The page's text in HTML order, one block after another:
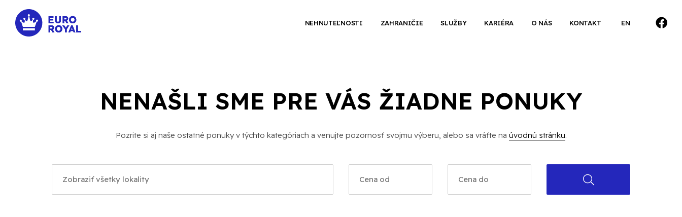
EN
NEHNUTEĽNOSTI ZAHRANIČIE SLUŽBY KARIÉRA O NÁS KONTAKT
NENAŠLI SME PRE VÁS ŽIADNE PONUKY
Pozrite si aj naše ostatné ponuky v týchto kategóriach a venujte pozornosť svojmu výberu, alebo sa vráťte na úvodnú stránku.